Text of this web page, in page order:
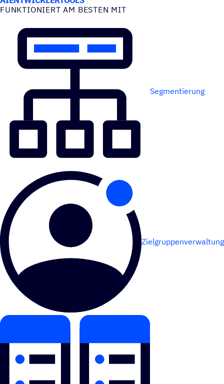
FUNK­TIO­NIERT AM BESTEN MIT
Segmentierung
Zielgruppenverwaltung